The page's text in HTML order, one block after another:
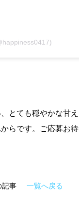
とても穏やかな甘え
らです。ご応募お
記事 一覧へ戻る